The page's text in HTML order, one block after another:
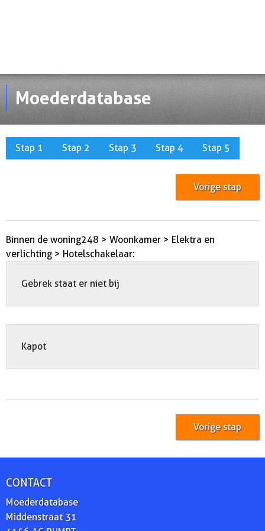
Moederdatabase
Stap 1 Stap 2 Stap 3 Stap 4 Stap 5
Vorige stap
Binnen de woning248 > Woonkamer > Elektra en
verlichting > Hotelschakelaar:
Gebrek staat er niet bij
Kapot
Vorige stap
CONTACT
Moederdatabase
Middenstraat 31